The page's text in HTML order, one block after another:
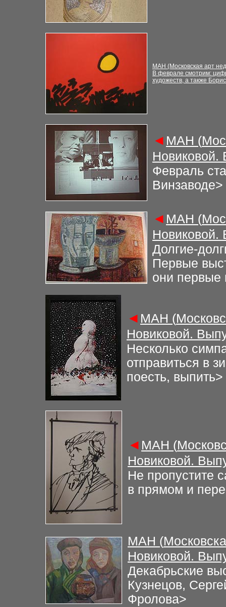
МАН (Московская арт
В феврале смотрим:
художеств, а также
◄ МАН (
Новиковой.
Февраль
Винзаводе>
◄ МАН (
Новиковой.
Долгие-
Первые
они первые
◄ МАН (
Новиковой.
Несколько
отправиться в
поесть, выпить>
◄ МАН (
Новиковой.
Не пропустите
в прямом и
МАН (
Новиковой.
Декабрьские
Кузнецов,
Фролова>